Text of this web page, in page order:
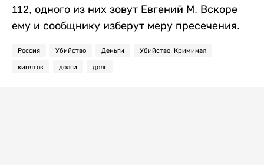
112, одного из них зовут Евгений М. Вскоре
ему и сообщнику изберут меру пресечения.
Россия Убийство Деньги Убийство. Криминал
кипяток долги долг